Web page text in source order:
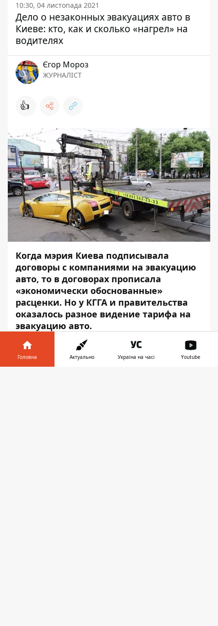
10:30, 04 листопада 2021
Дело о незаконных эвакуациях авто в
Киеве: кто, как и сколько «нагрел» на
водителях
Єгор Мороз
ЖУРНАЛІСТ
👍
Когда мэрия Киева подписывала
договоры с компаниями на эвакуацию
авто, то в договорах прописала
«экономически обоснованные»
расценки. Но у КГГА и правительства
оказалось разное видение тарифа на
эвакуацию авто.
С августа 2020 года Главное следственное
управление Нацполиции Украины
расследует факты возможного
Головна Актуально Україна на часі Youtube